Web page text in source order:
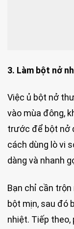
3. Làm bột nở
Việc ủ bột nở
vào mùa đông,
trước để bột nở
cách dùng lò vi
dàng và nhanh
Bạn chỉ cần
bột mịn, sau đó
nhiệt. Tiếp